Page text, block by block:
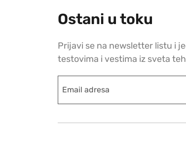
Ostani u toku
Prijavi se na newsletter listu i
testovima i vestima iz sveta